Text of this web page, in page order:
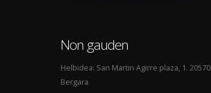
Non gauden
Helbidea: San Martin Agirre plaza, 1. 20570
Bergara